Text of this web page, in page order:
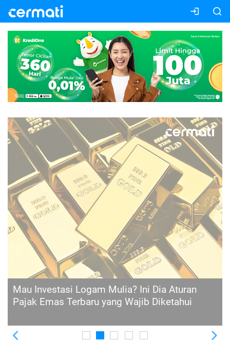
Wajib Pajak: Jenis, Kategori, Hak dan
Kewajibannya